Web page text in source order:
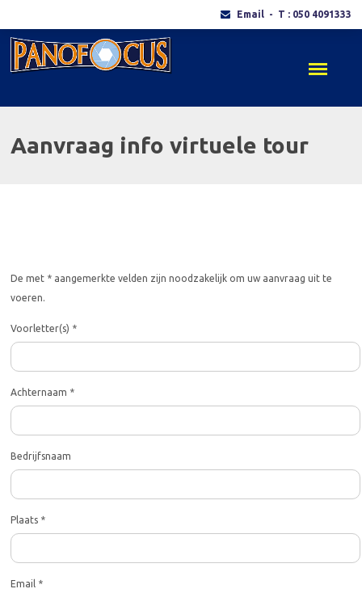
Email- T : 050 4091333
Aanvraag info virtuele tour
De met * aangemerkte velden zijn noodzakelijk om uw aanvraag uit te
voeren.
Voorletter(s) *
Achternaam *
Bedrijfsnaam
Plaats *
Email *